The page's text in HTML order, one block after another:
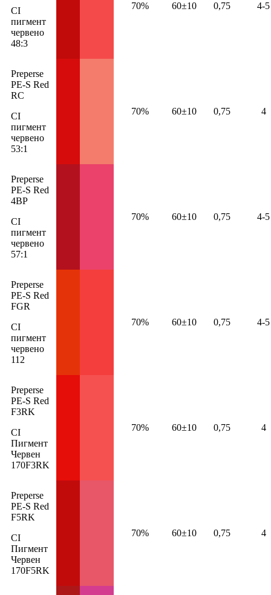
CI
пигмент
червено
48:3
70% 60±10 0,75 4-5
Preperse
PE-S Red
RC
CI
пигмент
червено
53:1
70% 60±10 0,75 4
Preperse
PE-S Red
4BP
CI
пигмент
червено
57:1
70% 60±10 0,75 4-5
Preperse
PE-S Red
FGR
CI
пигмент
червено
112
70% 60±10 0,75 4-5
Preperse
PE-S Red
F3RK
CI
Пигмент
Червен
170F3RK
70% 60±10 0,75 4
Preperse
PE-S Red
F5RK
CI
Пигмент
Червен
170F5RK
70% 60±10 0,75 4